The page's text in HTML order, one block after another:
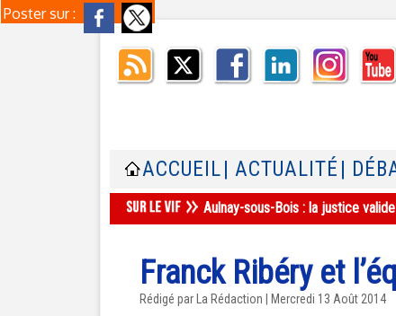
Poster sur :
ACCUEIL | ACTUALITÉ |
Aulnay-sous-Bois : la justice
Franck Ribéry et
Rédigé par La Rédaction | Mercredi 13 Août 2014